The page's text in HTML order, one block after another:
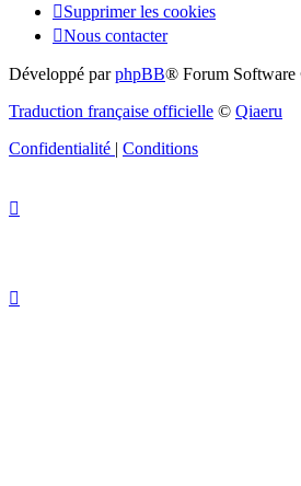
Supprimer les cookies
Nous contacter
Développé parphpBB® Forum
Traduction française officielle © Qiaeru
Confidentialité | Conditions